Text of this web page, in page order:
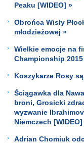
Peaku [WIDEO] »
Obrońca Wisły
młodzieżowej »
Wielkie emocje na
Championship 2015
Koszykarze Rosy
Ściągawka dla
broni, Grosicki
wyzwanie
Niemczech [WIDEO]
Adrian Chomiuk